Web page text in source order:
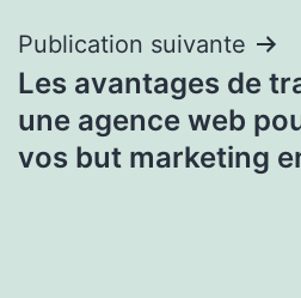
Publication suivante
Les avantages de
une agence web
vos but marketing